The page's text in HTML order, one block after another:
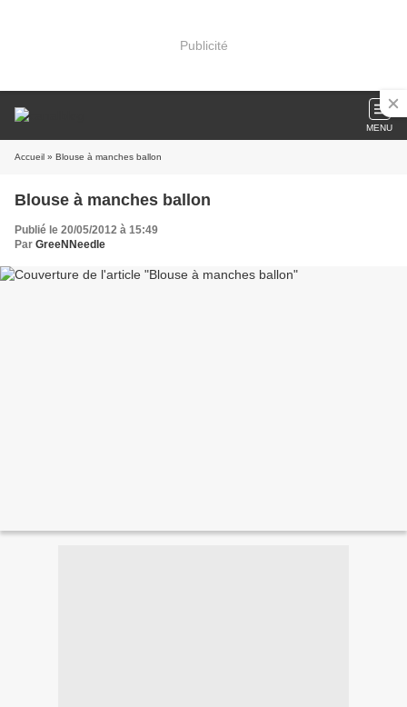
Publicité
MENU
Accueil » Blouse à manches ballon
Blouse à manches ballon
Publié le 20/05/2012 à 15:49
Par GreeNNeedle